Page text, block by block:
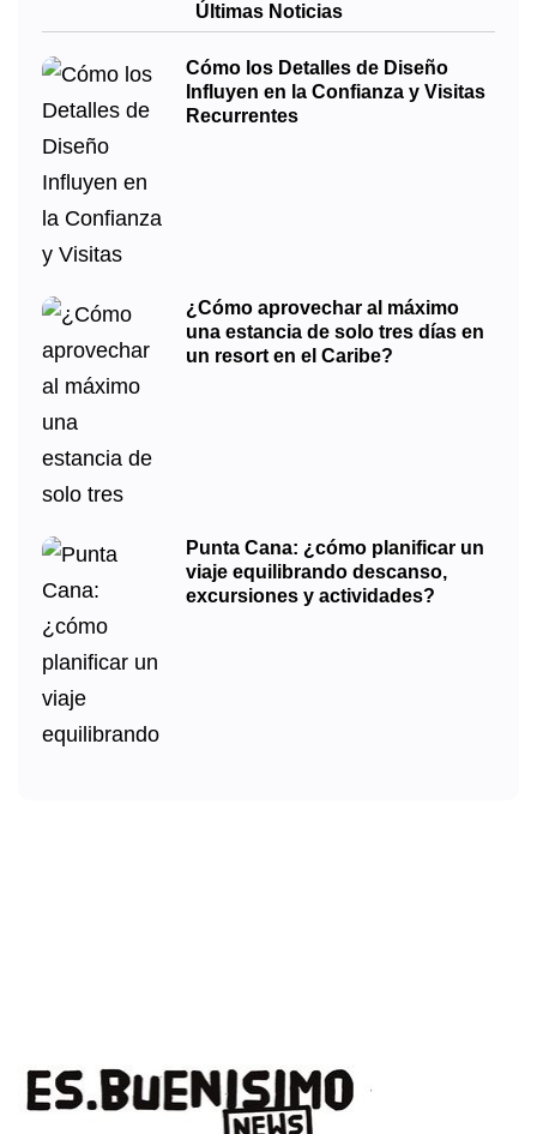
Últimas Noticias
Cómo los Detalles de Diseño
Influyen en la Confianza y Visitas
Recurrentes
¿Cómo aprovechar al máximo
una estancia de solo tres días en
un resort en el Caribe?
Punta Cana: ¿cómo planificar un
viaje equilibrando descanso,
excursiones y actividades?